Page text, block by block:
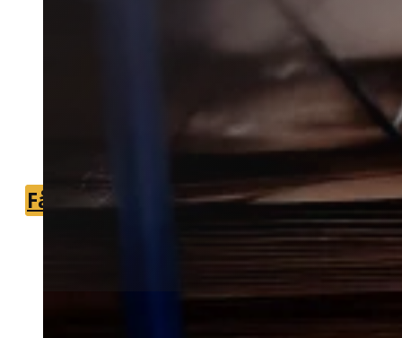
Bekæmpelse af borebiller i Beder
hjælper dig videre, hvis du har
Vi forbinder dig med lokale partnere,
som kan vurdere problemet og finde
Få et tilbud +45 51 90 85 46